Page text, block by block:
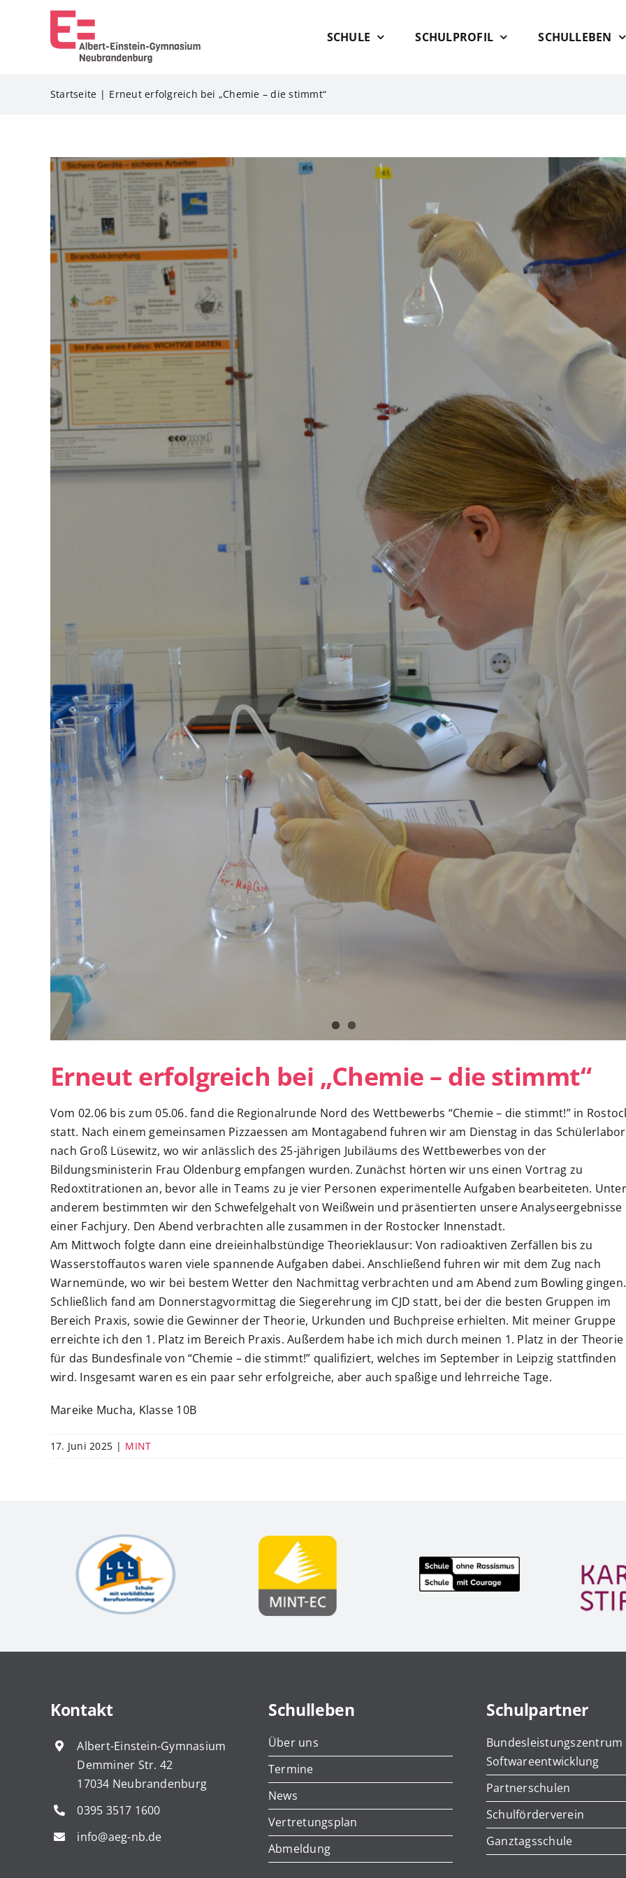
SCHULE SCHULPROFIL SCHULLEBEN
Startseite Erneut erfolgreich bei „Chemie – die stimmt“
Zeige
grösseres
Bild
Erneut erfolgreich bei „Chemie – die stimmt“
Vom 02.06 bis zum 05.06. fand die Regionalrunde Nord des Wettbewerbs “Chemie – die stimmt!” in
statt. Nach einem gemeinsamen Pizzaessen am Montagabend fuhren wir am Dienstag in das Schülerlabor
nach Groß Lüsewitz, wo wir anlässlich des 25-jährigen Jubiläums des Wettbewerbes von der
Bildungsministerin Frau Oldenburg empfangen wurden. Zunächst hörten wir uns einen Vortrag zu
Redoxtitrationen an, bevor alle in Teams zu je vier Personen experimentelle Aufgaben bearbeiteten. Unter
anderem bestimmten wir den Schwefelgehalt von Weißwein und präsentierten unsere Analyseergebnisse
einer Fachjury. Den Abend verbrachten alle zusammen in der Rostocker Innenstadt.
Am Mittwoch folgte dann eine dreieinhalbstündige Theorieklausur: Von radioaktiven Zerfällen bis zu
Wasserstoffautos waren viele spannende Aufgaben dabei. Anschließend fuhren wir mit dem Zug nach
Warnemünde, wo wir bei bestem Wetter den Nachmittag verbrachten und am Abend zum Bowling gingen.
Schließlich fand am Donnerstagvormittag die Siegerehrung im CJD statt, bei der die besten Gruppen im
Bereich Praxis, sowie die Gewinner der Theorie, Urkunden und Buchpreise erhielten. Mit meiner Gruppe
erreichte ich den 1. Platz im Bereich Praxis. Außerdem habe ich mich durch meinen 1. Platz in der Theorie
für das Bundesfinale von “Chemie – die stimmt!” qualifiziert, welches im September in Leipzig stattfinden
wird. Insgesamt waren es ein paar sehr erfolgreiche, aber auch spaßige und lehrreiche Tage.
Mareike Mucha, Klasse 10B
17. Juni 2025 | MINT
Kontakt
Albert-Einstein-Gymnasium
Demminer Str. 42
17034 Neubrandenburg
0395 3517 1600
info@aeg-nb.de
Schulleben
Über uns
Termine
News
Vertretungsplan
Abmeldung
Schulpartner
Bundesleistungszentrum
Softwareentwicklung
Partnerschulen
Schulförderverein
Ganztagsschule